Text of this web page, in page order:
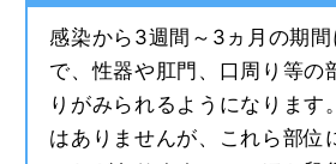
感染から3週間～3ヵ月の期
で、性器や肛門、口周り等の
りがみられるようになります
はありませんが、これら部位